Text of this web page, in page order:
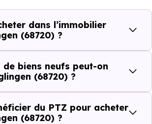
médicales et 1 établissements
du quotidien qui constituent
concrets pour habiter ou investir
un logement à Eglingen
dans l’immobilier
(68720) ?
de biens neufs peut-on
(68720) ?
du PTZ pour acheter
(68720) ?